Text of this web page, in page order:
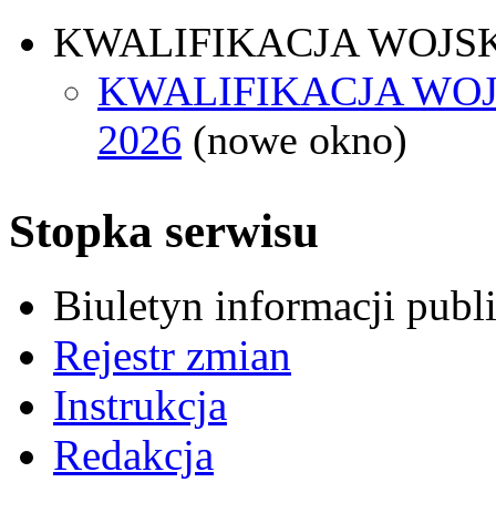
KWALIFIKACJA
KWALIFIKACJA
2026 (nowe okno)
Stopka serwisu
Biuletyn informacji
Rejestr zmian
Instrukcja
Redakcja